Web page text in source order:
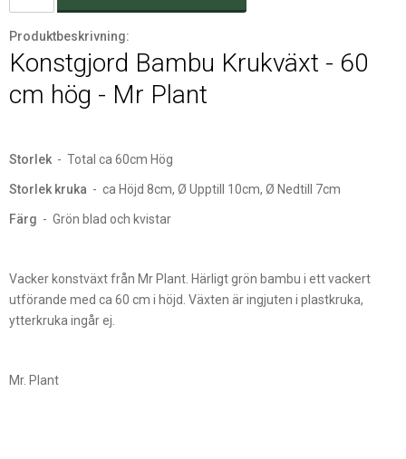
Produktbeskrivning:
Konstgjord Bambu Krukväxt - 60
cm hög - Mr Plant
Storlek- Total ca 60cm Hög
Storlek kruka - ca Höjd 8cm, Ø Upptill 10cm, Ø Nedtill 7cm
Färg - Grön blad och kvistar
Vacker konstväxt från Mr Plant. Härligt grön bambu i ett vackert
utförande med ca 60 cm i höjd. Växten är ingjuten i plastkruka,
ytterkruka ingår ej.
Mr. Plant